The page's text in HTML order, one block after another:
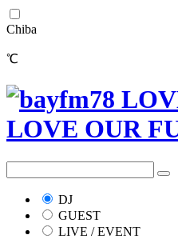
Chiba
℃
DJ
GUEST
LIVE / EVENT